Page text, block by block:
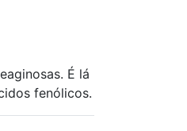
É lá
fenólicos.